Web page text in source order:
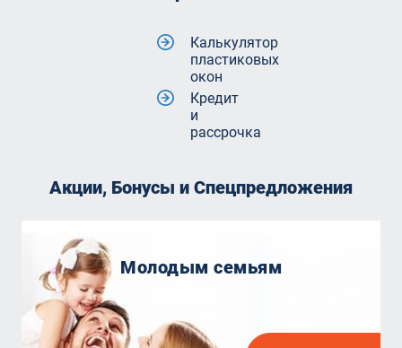
Калькулятор
пластиковых
окон
Кредит
и
рассрочка
Акции, Бонусы и Спецпредложения
Молодым семьям